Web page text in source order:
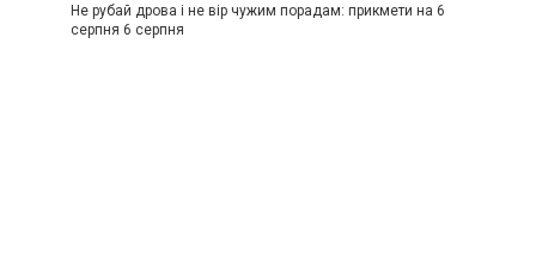
Не рубай дрова і не вір чужим порадам: прикмети на 6
серпня 6 серпня